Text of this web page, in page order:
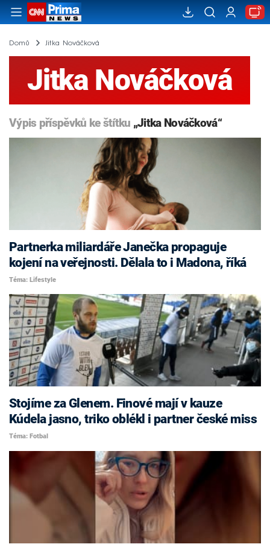
Domů Jitka Nováčková
Jitka Nováčková
Výpis příspěvků ke štítku „Jitka Nováčková“
Partnerka miliardáře Janečka propaguje
kojení na veřejnosti. Dělala to i Madona, říká
Téma: Lifestyle
Stojíme za Glenem. Finové mají v kauze
Kúdela jasno, triko oblékl i partner české miss
Téma: Fotbal